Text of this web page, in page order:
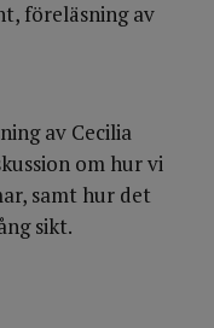
föreläsning av
av Cecilia
om hur vi
samt hur det
sikt.